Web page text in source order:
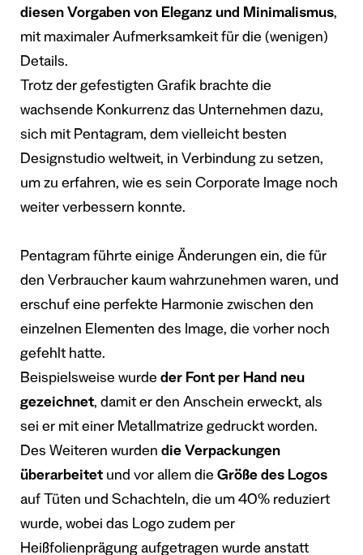
diesen Vorgaben von Eleganz und Minimalismus,
mit maximaler Aufmerksamkeit für die (wenigen)
Details.
Trotz der gefestigten Grafik brachte die
wachsende Konkurrenz das Unternehmen dazu,
sich mit Pentagram, dem vielleicht besten
Designstudio weltweit, in Verbindung zu setzen,
um zu erfahren, wie es sein Corporate Image noch
weiter verbessern konnte.
Pentagram führte einige Änderungen ein, die für
den Verbraucher kaum wahrzunehmen waren, und
erschuf eine perfekte Harmonie zwischen den
einzelnen Elementen des Image, die vorher noch
gefehlt hatte.
Beispielsweise wurde der Font per Hand neu
gezeichnet, damit er den Anschein erweckt, als
sei er mit einer Metallmatrize gedruckt worden.
Des Weiteren wurden die Verpackungen
überarbeitet und vor allem die Größe des Logos
auf Tüten und Schachteln, die um 40% reduziert
wurde, wobei das Logo zudem per
Heißfolienprägung aufgetragen wurde anstatt